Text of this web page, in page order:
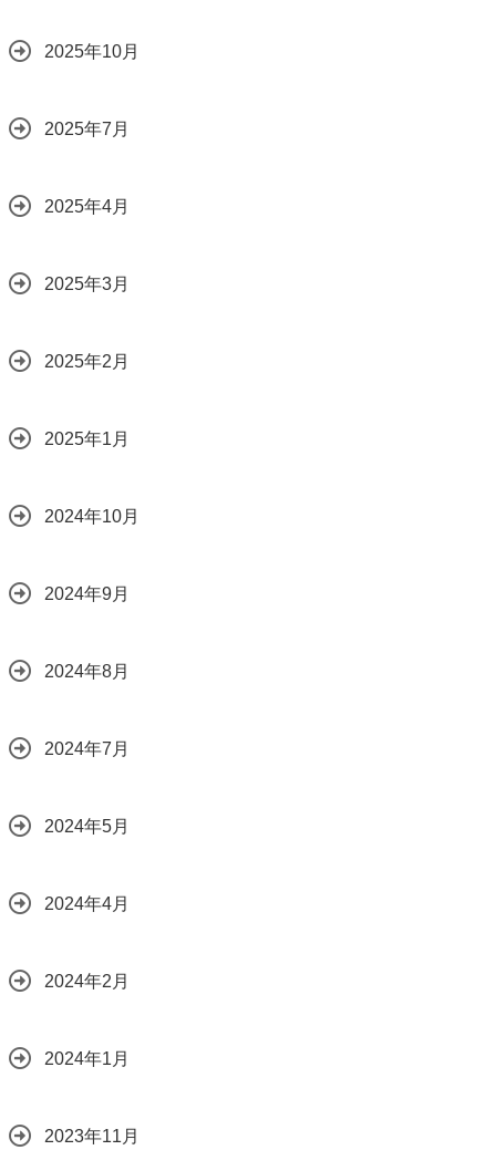
2025年10月
2025年7月
2025年4月
2025年3月
2025年2月
2025年1月
2024年10月
2024年9月
2024年8月
2024年7月
2024年5月
2024年4月
2024年2月
2024年1月
2023年11月